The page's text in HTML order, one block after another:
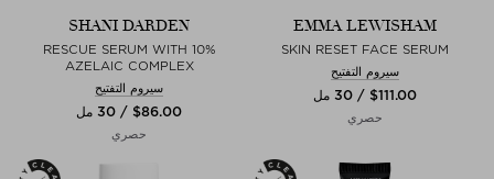
EMMA LEWISHAM
SKIN RESET FACE SERUM
سيروم التفتيح
$‌111.00 / 30 مل
حصري
SHANI DARDEN
RESCUE SERUM WITH 10%
AZELAIC COMPLEX
سيروم التفتيح
$‌86.00 / 30 مل
حصري